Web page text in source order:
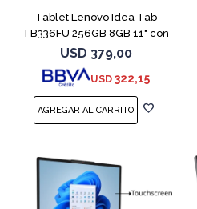
Tablet Lenovo Idea Tab
TB336FU 256GB 8GB 11" con
Pen + Funda
USD 379,00
USD 322,15